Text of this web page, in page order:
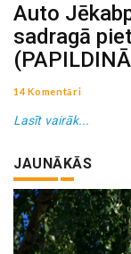
Auto
sadragā
14 Komentāri
Lasīt vairāk...
JAUNĀKĀS